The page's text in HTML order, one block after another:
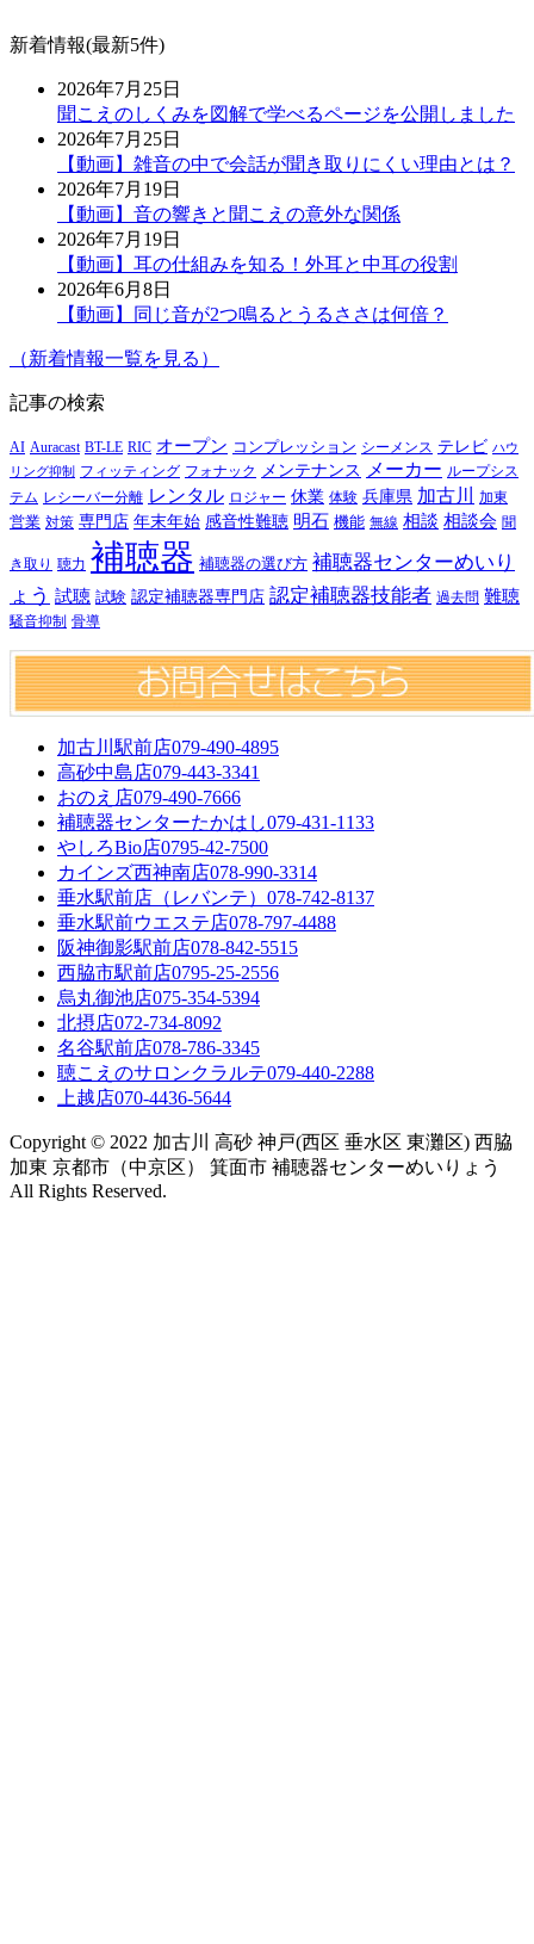
新着情報(最新5件)
2026年7月25日
聞こえのしくみを図解で学べるページを公開しました
2026年7月25日
【動画】雑音の中で会話が聞き取りにくい理由とは？
2026年7月19日
【動画】音の響きと聞こえの意外な関係
2026年7月19日
【動画】耳の仕組みを知る！外耳と中耳の役割
2026年6月8日
【動画】同じ音が2つ鳴るとうるささは何倍？
（新着情報一覧を見る）
記事の検索
AI Auracast BT-LE RIC オープン コンプレッション シーメンス テレビ ハウ
リング抑制
フィッティング フォナック メンテナンス メーカー ループシス
テム レシーバー分離 レンタル ロジャー 休業 体験 兵庫県 加古川 加東
営業 対策 専門店 年末年始 感音性難聴 明石 機能 無線 相談 相談会 聞
き取り 聴力 補聴器 補聴器の選び方 補聴器センターめいり
ょう 試聴 試験 認定補聴器専門店 認定補聴器技能者 過去問 難聴
騒音抑制 骨導
加古川駅前店079-490-4895
高砂中島店079-443-3341
おのえ店079-490-7666
補聴器センターたかはし079-431-1133
やしろBio店0795-42-7500
カインズ西神南店078-990-3314
垂水駅前店（レバンテ） 078-742-8137
垂水駅前ウエステ店078-797-4488
阪神御影駅前店078-842-5515
西脇市駅前店0795-25-2556
烏丸御池店075-354-5394
北摂店072-734-8092
名谷駅前店078-786-3345
聴こえのサロンクラルテ079-440-2288
上越店070-4436-5644
Copyright © 2022 加古川 高砂 神戸(西区 垂水区 東灘区) 西脇
加東 京都市（中京区） 箕面市 補聴器センターめいりょう
All Rights Reserved.